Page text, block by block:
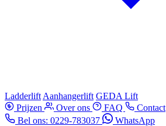
Ladderlift Aanhangerlift GEDA Lift
Prijzen
Over ons FAQ
Contact
Bel ons: 0229-783037
WhatsApp